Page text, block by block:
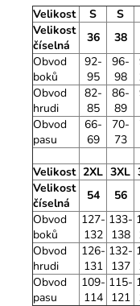
Velikost
S S
Velikost
číselná
36 38
Obvod
boků
92-
95
96-
98
Obvod
hrudi
82-
85
86-
89
Obvod
pasu
66-
69
70-
73
Velikost 2XL 3XL
Velikost
číselná
54 56
Obvod
boků
127-
132
133-
138
Obvod
hrudi
126-
131
132-
137
Obvod
pasu
109-
114
115-
121